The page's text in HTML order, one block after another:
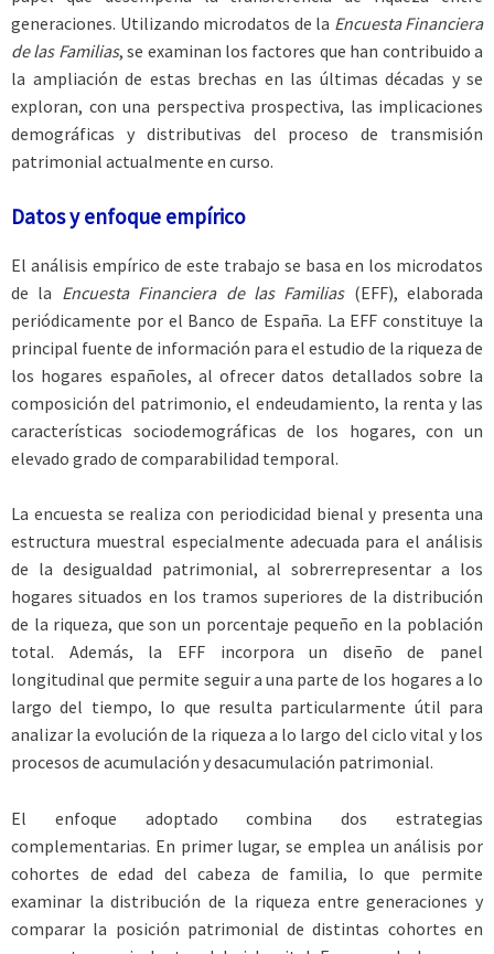
generaciones. Utilizando microdatos de la Encuesta Financiera
de las Familias, se examinan los factores que han contribuido a
la ampliación de estas brechas en las últimas décadas y se
exploran, con una perspectiva prospectiva, las implicaciones
demográficas y distributivas del proceso de transmisión
patrimonial actualmente en curso.
Datos y enfoque empírico
El análisis empírico de este trabajo se basa en los microdatos
de la Encuesta Financiera de las Familias (EFF), elaborada
periódicamente por el Banco de España. La EFF constituye la
principal fuente de información para el estudio de la riqueza de
los hogares españoles, al ofrecer datos detallados sobre la
composición del patrimonio, el endeudamiento, la renta y las
características sociodemográficas de los hogares, con un
elevado grado de comparabilidad temporal.
La encuesta se realiza con periodicidad bienal y presenta una
estructura muestral especialmente adecuada para el análisis
de la desigualdad patrimonial, al sobrerrepresentar a los
hogares situados en los tramos superiores de la distribución
de la riqueza, que son un porcentaje pequeño en la población
total. Además, la EFF incorpora un diseño de panel
longitudinal que permite seguir a una parte de los hogares a lo
largo del tiempo, lo que resulta particularmente útil para
analizar la evolución de la riqueza a lo largo del ciclo vital y los
procesos de acumulación y desacumulación patrimonial.
El enfoque adoptado combina dos estrategias
complementarias. En primer lugar, se emplea un análisis por
cohortes de edad del cabeza de familia, lo que permite
examinar la distribución de la riqueza entre generaciones y
comparar la posición patrimonial de distintas cohortes en